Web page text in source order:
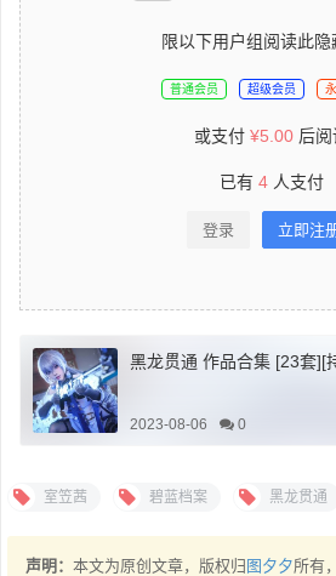
限以下用户组阅读此隐
普通会员 超级会员
或支付 ¥5.00 后阅
已有 4 人支付
登录 立即注
黑龙贯通 作品合集 [23套][
2023-08-06 0
室笠茜 碧蓝档案 黑龙贯通
声明： 本文为原创文章，版权归图夕夕所有